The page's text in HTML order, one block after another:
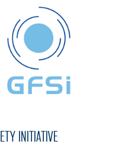
INITIATIVE